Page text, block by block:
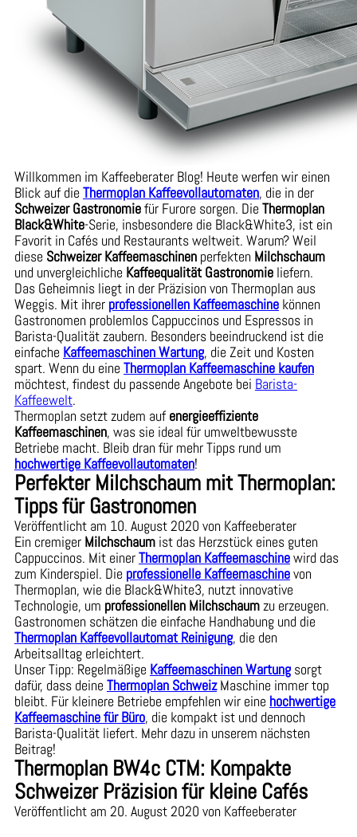
Willkommen im Kaffeeberater Blog! Heute werfen wir einen
Blick auf dieThermoplan Kaffeevollautomaten, die in der
Schweizer Gastronomiefür Furore sorgen. DieThermoplan
Black&White-Serie, insbesondere die Black&White3, ist ein
Favorit in Cafés und Restaurants weltweit. Warum? Weil
diese Schweizer Kaffeemaschinen perfekten Milchschaum
und unvergleichliche Kaffeequalität Gastronomie liefern.
Das Geheimnis liegt in der Präzision von Thermoplan aus
Weggis. Mit ihrer professionellen Kaffeemaschine können
Gastronomen problemlos Cappuccinos und Espressos in
Barista-Qualität zaubern. Besonders beeindruckend ist die
einfache Kaffeemaschinen Wartung, die Zeit und Kosten
spart. Wenn du eineThermoplan Kaffeemaschine kaufen
möchtest, findest du passende Angebote bei Barista-
Kaffeewelt.
Thermoplan setzt zudem aufenergieeffiziente
Kaffeemaschinen, was sie ideal für umweltbewusste
Betriebe macht. Bleib dran für mehr Tipps rund um
hochwertige Kaffeevollautomaten!
Perfekter Milchschaum mit Thermoplan:
Tipps für Gastronomen
Veröffentlicht am 10. August 2020 von Kaffeeberater
Ein cremiger Milchschaum ist das Herzstück eines guten
Cappuccinos. Mit einerThermoplan Kaffeemaschinewird das
zum Kinderspiel. Die professionelle Kaffeemaschinevon
Thermoplan, wie die Black&White3, nutzt innovative
Technologie, um professionellen Milchschaumzu erzeugen.
Gastronomen schätzen die einfache Handhabung und die
Thermoplan Kaffeevollautomat Reinigung, die den
Arbeitsalltag erleichtert.
Unser Tipp: Regelmäßige Kaffeemaschinen Wartung sorgt
dafür, dass deineThermoplan SchweizMaschine immer top
bleibt. Für kleinere Betriebe empfehlen wir eine hochwertige
Kaffeemaschine für Büro, die kompakt ist und dennoch
Barista-Qualität liefert. Mehr dazu in unserem nächsten
Beitrag!
Thermoplan BW4c CTM: Kompakte
Schweizer Präzision für kleine Cafés
Veröffentlicht am 20. August 2020 von Kaffeeberater